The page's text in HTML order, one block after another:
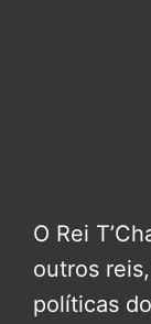
O Rei
outros
políticas